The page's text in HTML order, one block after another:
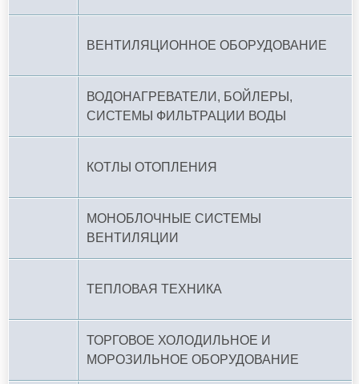
ВЕНТИЛЯЦИОННОЕ ОБОРУДОВАНИЕ
ВОДОНАГРЕВАТЕЛИ, БОЙЛЕРЫ,
СИСТЕМЫ ФИЛЬТРАЦИИ ВОДЫ
КОТЛЫ ОТОПЛЕНИЯ
МОНОБЛОЧНЫЕ СИСТЕМЫ
ВЕНТИЛЯЦИИ
ТЕПЛОВАЯ ТЕХНИКА
ТОРГОВОЕ ХОЛОДИЛЬНОЕ И
МОРОЗИЛЬНОЕ ОБОРУДОВАНИЕ